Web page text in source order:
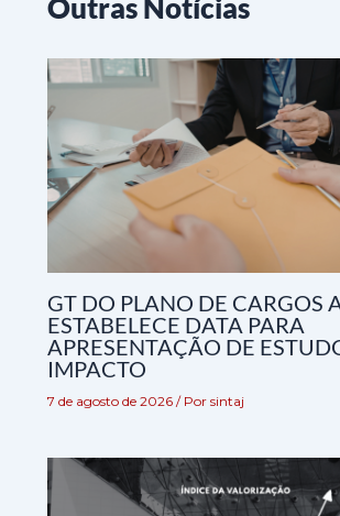
Outras Notícias
GT DO PLANO DE CARGOS
ESTABELECE DATA PARA
APRESENTAÇÃO DE
IMPACTO
7 de agosto de 2026 / Por sintaj